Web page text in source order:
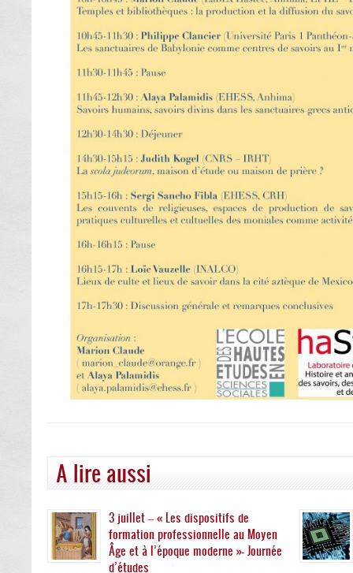
A lire aussi
3 juillet – « Les dispositifs de
formation professionnelle au Moyen
Âge et à l’époque moderne »- Journée
d’études